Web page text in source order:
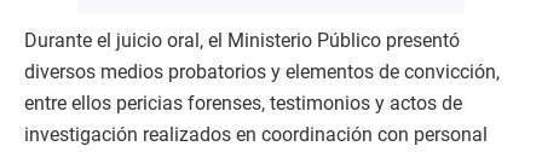
Durante el juicio oral, el Ministerio Público presentó
diversos medios probatorios y elementos de convicción,
entre ellos pericias forenses, testimonios y actos de
investigación realizados en coordinación con personal